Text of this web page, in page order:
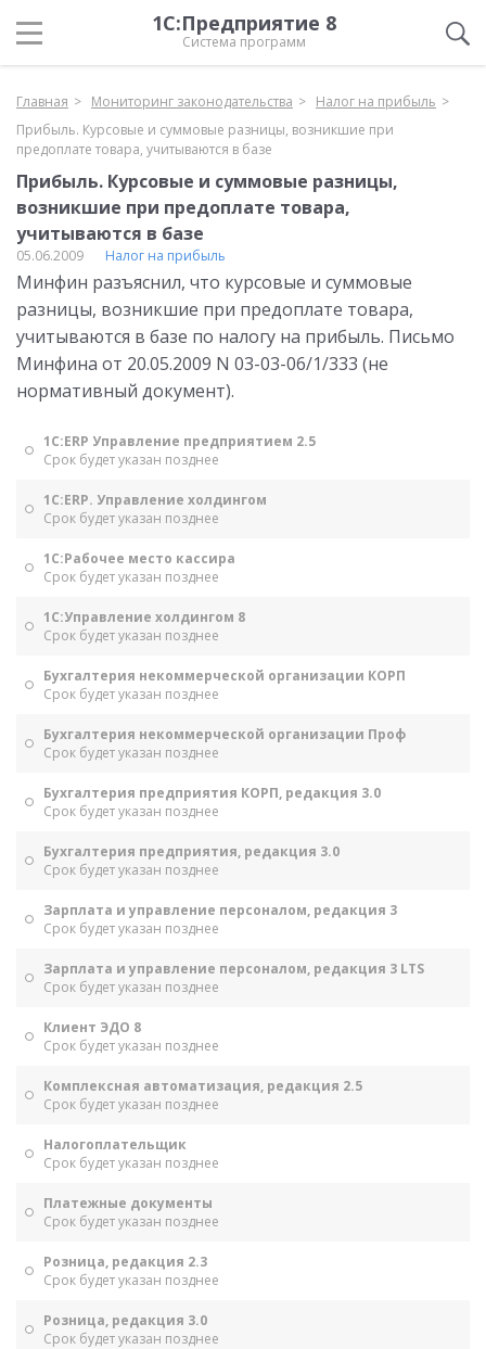
1С:Предприятие 8
Система программ
Главная Мониторинг законодательства
Налог на прибыль
Прибыль. Курсовые и суммовые разницы, возникшие при
предоплате товара, учитываются в базе
Прибыль. Курсовые и суммовые разницы,
возникшие при предоплате товара,
учитываются в базе
05.06.2009 Налог на прибыль
Минфин разъяснил, что курсовые и суммовые
разницы, возникшие при предоплате товара,
учитываются в базе по налогу на прибыль. Письмо
Минфина от 20.05.2009 N 03-03-06/1/333 (не
нормативный документ).
1С:ERP Управление предприятием 2.5
Срок будет указан позднее
1С:ERP. Управление холдингом
Срок будет указан позднее
1С:Рабочее место кассира
Срок будет указан позднее
1С:Управление холдингом 8
Срок будет указан позднее
Бухгалтерия некоммерческой организации КОРП
Срок будет указан позднее
Бухгалтерия некоммерческой организации Проф
Срок будет указан позднее
Бухгалтерия предприятия КОРП, редакция 3.0
Срок будет указан позднее
Бухгалтерия предприятия, редакция 3.0
Срок будет указан позднее
Зарплата и управление персоналом, редакция 3
Срок будет указан позднее
Зарплата и управление персоналом, редакция 3 LTS
Срок будет указан позднее
Клиент ЭДО 8
Срок будет указан позднее
Комплексная автоматизация, редакция 2.5
Срок будет указан позднее
Налогоплательщик
Срок будет указан позднее
Платежные документы
Срок будет указан позднее
Розница, редакция 2.3
Срок будет указан позднее
Розница, редакция 3.0
Срок будет указан позднее